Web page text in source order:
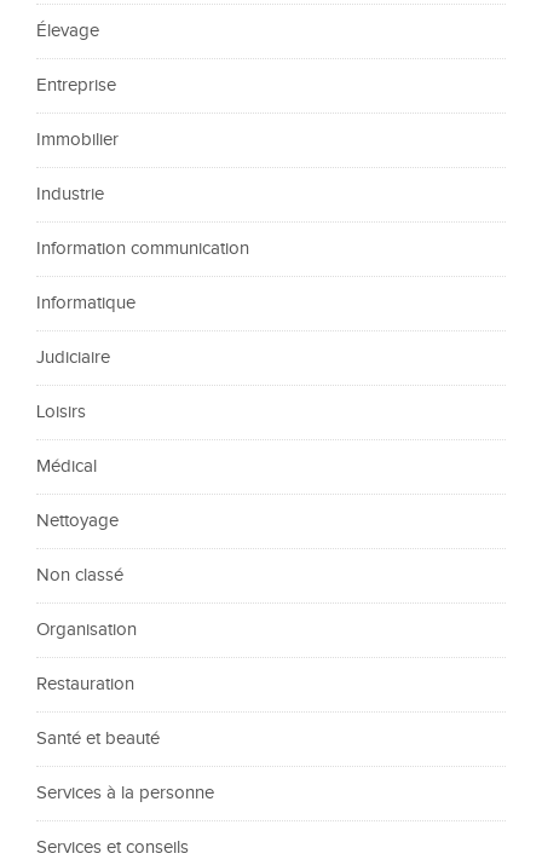
Élevage
Entreprise
Immobilier
Industrie
Information communication
Informatique
Judiciaire
Loisirs
Médical
Nettoyage
Non classé
Organisation
Restauration
Santé et beauté
Services à la personne
Services et conseils